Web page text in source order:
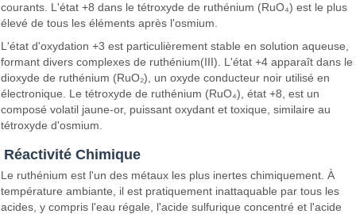
courants. L'état +8 dans le tétroxyde de ruthénium (RuO₄) est le plus
élevé de tous les éléments après l'osmium.
L'état d'oxydation +3 est particulièrement stable en solution aqueuse,
formant divers complexes de ruthénium(III). L'état +4 apparaît dans le
dioxyde de ruthénium (RuO₂), un oxyde conducteur noir utilisé en
électronique. Le tétroxyde de ruthénium (RuO₄), état +8, est un
composé volatil jaune-or, puissant oxydant et toxique, similaire au
tétroxyde d'osmium.
Réactivité Chimique
Le ruthénium est l'un des métaux les plus inertes chimiquement. À
température ambiante, il est pratiquement inattaquable par tous les
acides, y compris l'eau régale, l'acide sulfurique concentré et l'acide